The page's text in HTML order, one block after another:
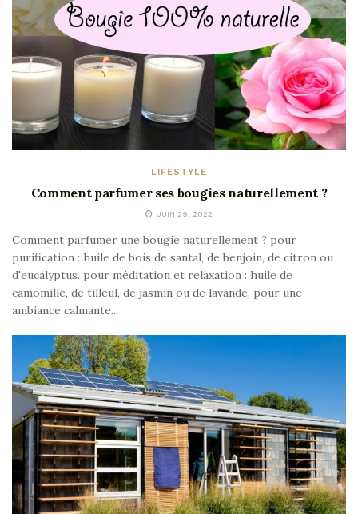
LIFESTYLE
Comment parfumer ses bougies naturellement ?
JUIN 29, 2022
Comment parfumer une bougie naturellement ? pour
purification : huile de bois de santal, de benjoin, de citron ou
d'eucalyptus. pour méditation et relaxation : huile de
camomille, de tilleul, de jasmin ou de lavande. pour une
ambiance calmante...